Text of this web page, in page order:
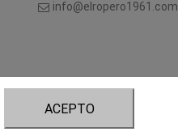
info@elropero1961.com
ACEPTO